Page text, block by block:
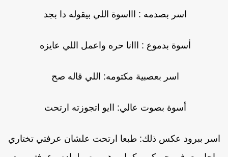
اسر بصدمه : اااسوة اللي بيقوله دا بجد
أسوة بدموع : ااانا حره واعمل اللي عايزه
اسر بعصبية مكتومه: اللي قاله صح
أسوة بصوت عالي: اايو اتجوزته ارتحت
ببرود عكس ذلك: طبعا ارتحت علشان عرفتي تختاري